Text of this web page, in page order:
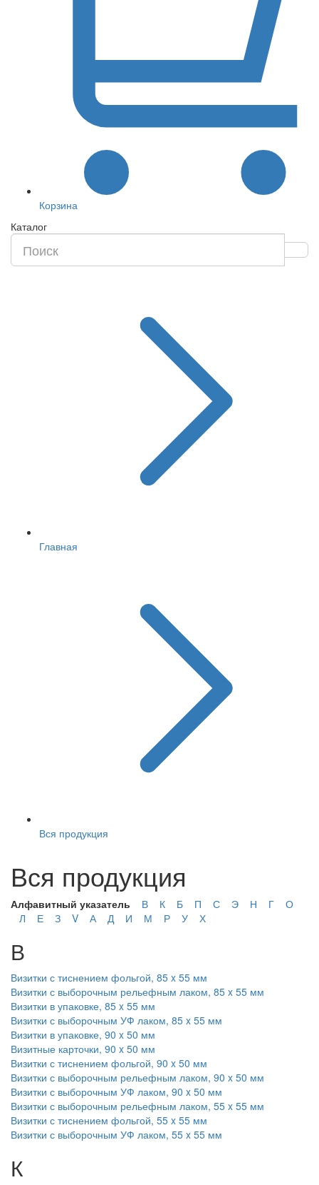
Корзина
Каталог
Главная
Вся продукция
Вся продукция
Алфавитный указатель В К Б П С Э Н Г
О
Л
Е З V А Д И М Р У Х
В
Визитки с тиснением фольгой, 85 x 55 мм
Визитки с выборочным рельефным лаком, 85 x 55 мм
Визитки в упаковке, 85 x 55 мм
Визитки с выборочным УФ лаком, 85 x 55 мм
Визитки в упаковке, 90 x 50 мм
Визитные карточки, 90 x 50 мм
Визитки с тиснением фольгой, 90 x 50 мм
Визитки с выборочным рельефным лаком, 90 x 50 мм
Визитки с выборочным УФ лаком, 90 x 50 мм
Визитки с выборочным рельефным лаком, 55 x 55 мм
Визитки с тиснением фольгой, 55 x 55 мм
Визитки с выборочным УФ лаком, 55 x 55 мм
К